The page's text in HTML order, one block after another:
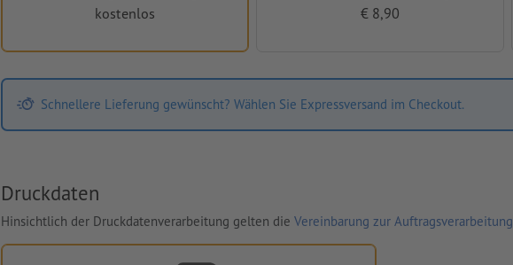
kostenlos
€ 8,90
Schnellere Lieferung gewünscht? Wählen Sie Expressversand im Checkout.
Druckdaten
Hinsichtlich der Druckdatenverarbeitung gelten die Vereinbarung zur Auftragsverarbeitung